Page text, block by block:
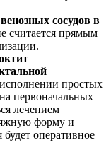
сосудов в
считается прямым
простых
первоначальных
лечением
форму и
оперативное